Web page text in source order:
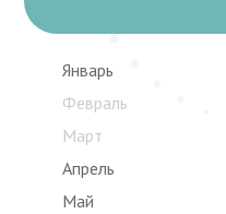
Январь
Февраль
Март
Апрель
Май